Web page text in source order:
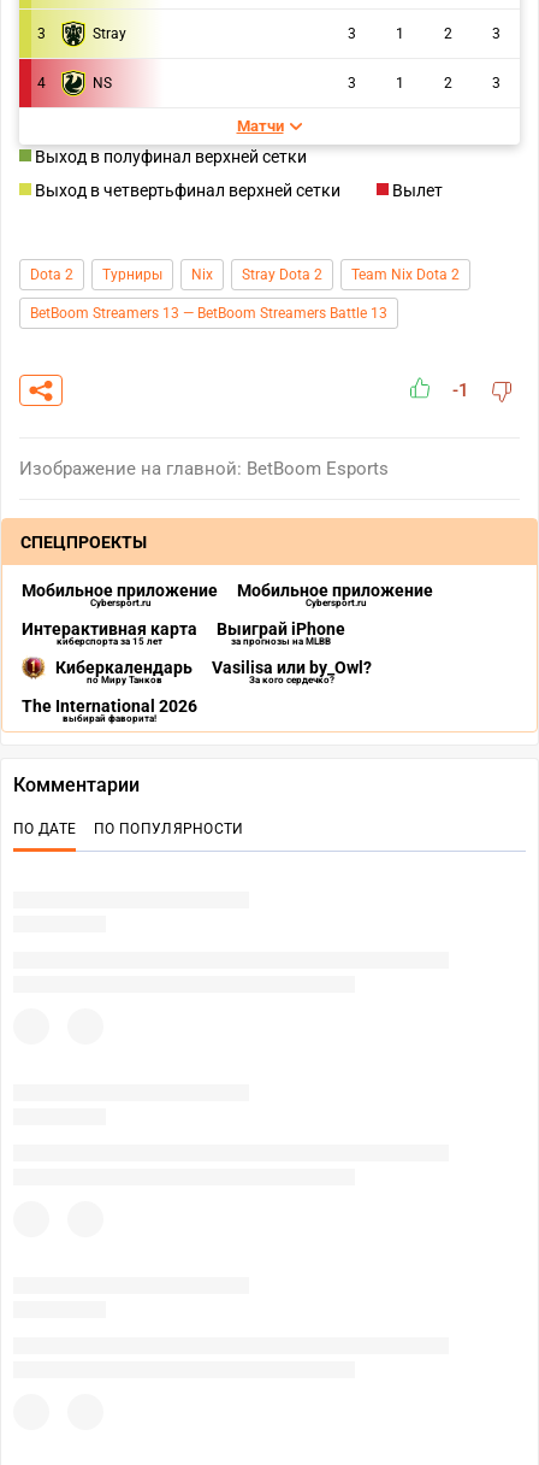
3 Stray 3 1 2 3
4 NS 3 1 2 3
Матчи
Выход в полуфинал верхней сетки
Выход в четвертьфинал верхней сетки
Вылет
Dota 2 Турниры Nix Stray Dota 2 Team Nix Dota 2
BetBoom Streamers 13 — BetBoom Streamers Battle 13
-1
Изображение на главной: BetBoom Esports
СПЕЦПРОЕКТЫ
Мобильное приложение
Cybersport.ru
Мобильное приложение
Cybersport.ru
Интерактивная карта
киберспорта за 15 лет
Выиграй iPhone
за прогнозы на MLBB
Киберкалендарь
по Миру Танков
Vasilisa или by_Owl?
За кого сердечко?
The International 2026
выбирай фаворита!
Комментарии
ПО ДАТЕ ПО ПОПУЛЯРНОСТИ